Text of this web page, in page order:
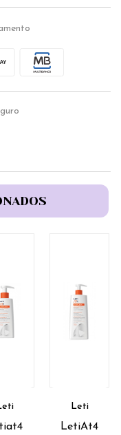
Leti
LetiAt4